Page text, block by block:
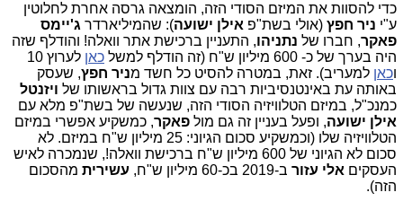
כדי להסוות את המיזם הסודי הזה, הומצאה גרסה אחרת לחלוטין
ע"י ניר חפץ (אולי בשת"פ אילן ישועה): שהמיליארדר ג'יימס
פאקר, חברו של נתניהו, התעניין ברכישת אתר וואלה! והודלף שזה
היה בערך של כ- 600 מיליון ש"ח (זה הודלף למשל
כאן
לערוץ 10
וכאן למעריב). זאת, במטרה להסיט כל חשד מניר חפץ, שעסק
באותה עת באינטנסיביות רבה עם צוות גדול בראשותו של ויזנטל
כמנכ"ל, במיזם הטלוויזיה הסודי הזה, שנעשה של בשת"פ מלא עם
אילן ישועה, ופעל בעניין זה גם מול פאקר, כמשקיע אפשרי במיזם
הטלוויזיה שלו (וכמשקיע סכום הגיוני: 25 מיליון ש"ח במיזם. לא
סכום לא הגיוני של 600 מיליון ש"ח ברכישת וואלה!, שנמכרה לאיש
העסקים אלי עזור ב-2019 בכ-60 מיליון ש"ח, עשירית מהסכום
הזה).